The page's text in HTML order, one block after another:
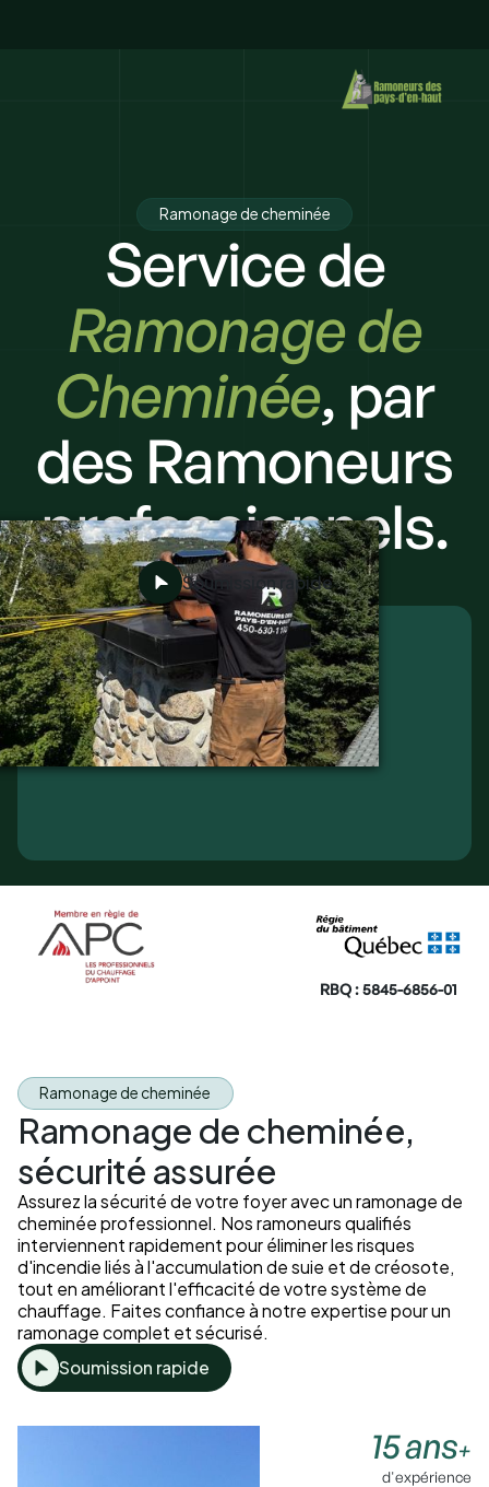
Ramonage de cheminée
Service de
Ramonage de
Cheminée, par
des Ramoneurs
professionnels.
Soumission rapide
RBQ : 5845-6856-01
Ramonage de cheminée
Ramonage de cheminée,
sécurité assurée
Assurez la sécurité de votre foyer avec un ramonage de
cheminée professionnel. Nos ramoneurs qualifiés
interviennent rapidement pour éliminer les risques
d'incendie liés à l'accumulation de suie et de créosote,
tout en améliorant l'efficacité de votre système de
chauffage. Faites confiance à notre expertise pour un
ramonage complet et sécurisé.
Soumission rapide
15 ans+
d'expérience